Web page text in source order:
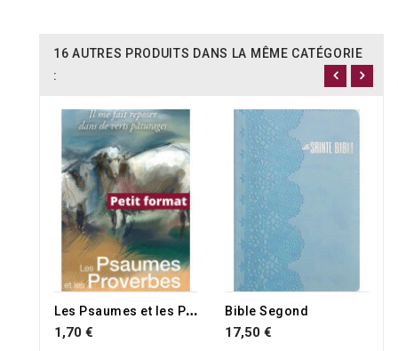
16 AUTRES PRODUITS DANS LA MÊME CATÉGORIE
:
L
es Psaumes et les Proverbes
1,70 €
Bible Segond
17,50 €